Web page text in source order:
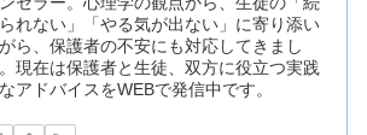
れない」「やる気が出ない」に寄り添い
ら、保護者の不安にも対応してきまし
現在は保護者と生徒、双方に役立つ実践
アドバイスをWEBで発信中です。